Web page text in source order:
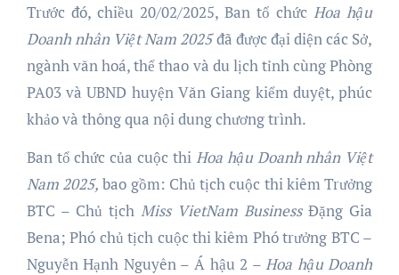
Trước đó, chiều 20/02/2025, Ban tổ chứcHoa hậu
Doanh nhân Việt Nam 2025đã được đại diện các Sở,
ngành văn hoá, thể thao và du lịch tỉnh cùng Phòng
PA03 và UBND huyện Văn Giang kiểm duyệt, phúc
khảo và thông qua nội dung chương trình.
Ban tổ chức của cuộc thi Hoa hậuDoanh nhân Việt
Nam 2025, bao gồm: Chủ tịch cuộc thi kiêm Trưởng
BTC – Chủ tịch Miss VietNam BusinessĐặng Gia
Bena; Phó chủ tịch cuộc thi kiêm Phó trưởng BTC –
Nguyễn Hạnh Nguyên – Á hậu 2 –Hoa hậu Doanh